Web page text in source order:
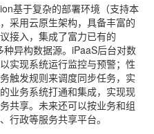
基于复杂的部署环境（支持本
采用云原生架构，具备丰富的
接入，集成了富力已有的
异构数据源。iPaaS后台对数
实现系统运行监控与预警；性
触发规则来调度同步任务，实
业务系统打通和集成，实现现
共享。未来还可以按业务和组
行政等服务共享平台。